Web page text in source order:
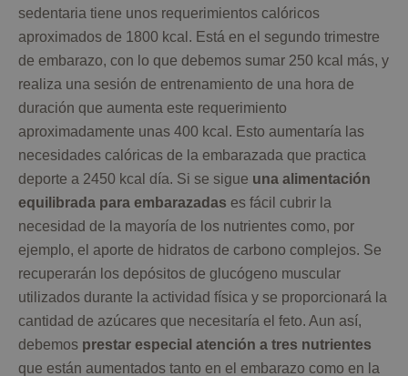
sedentaria tiene unos requerimientos calóricos
aproximados de 1800 kcal. Está en el segundo trimestre
de embarazo, con lo que debemos sumar 250 kcal más, y
realiza una sesión de entrenamiento de una hora de
duración que aumenta este requerimiento
aproximadamente unas 400 kcal. Esto aumentaría las
necesidades calóricas de la embarazada que practica
deporte a 2450 kcal día. Si se sigue una alimentación
equilibrada para embarazadas es fácil cubrir la
necesidad de la mayoría de los nutrientes como, por
ejemplo, el aporte de hidratos de carbono complejos. Se
recuperarán los depósitos de glucógeno muscular
utilizados durante la actividad física y se proporcionará la
cantidad de azúcares que necesitaría el feto. Aun así,
debemos prestar especial atención a tres nutrientes
que están aumentados tanto en el embarazo como en la